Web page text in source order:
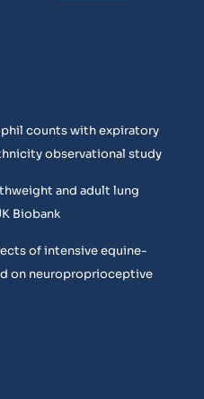
counts with expiratory
observational study
and adult lung
Biobank
of intensive equine-
on neuroproprioceptive